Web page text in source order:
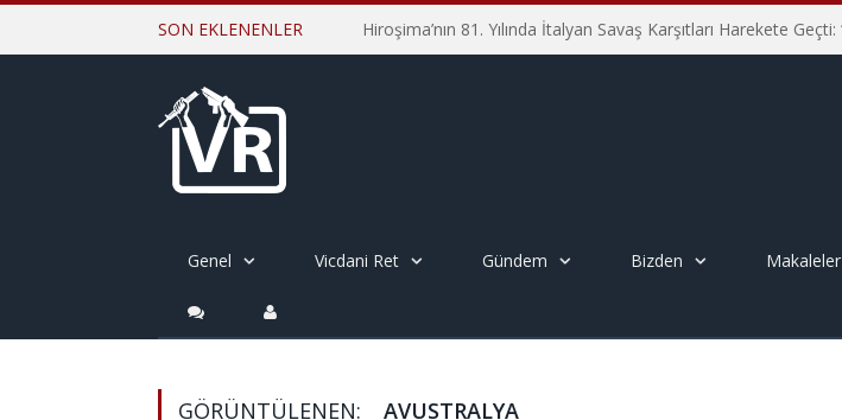
SON EKLENENLER
Genel Vicdani Ret Gündem Bizden Makaleler
GÖRÜNTÜLENEN: AVUSTRALYA